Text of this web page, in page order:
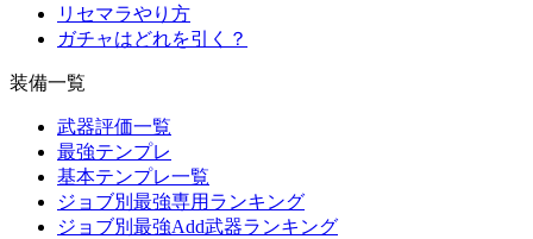
リセマラやり方
ガチャはどれを引く？
装備一覧
武器評価一覧
最強テンプレ
基本テンプレ一覧
ジョブ別最強専用ランキング
ジョブ別最強Add武器ランキング